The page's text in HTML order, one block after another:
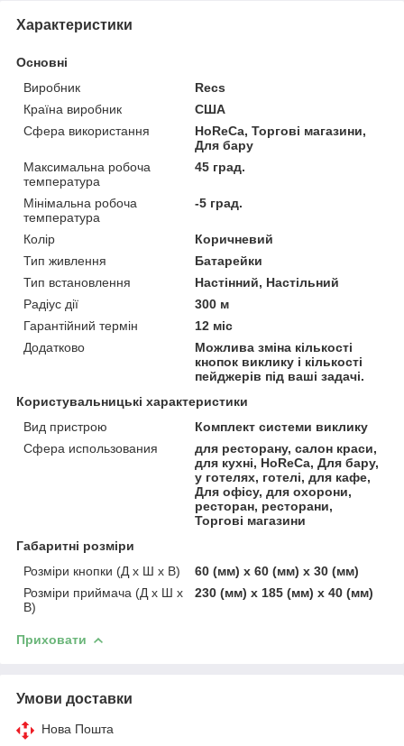
Характеристики
Основні
Виробник
Recs
Країна виробник
США
Сфера використання
HoReCa, Торгові магазини,
Для бару
Максимальна робоча
температура
45 град.
Мінімальна робоча
температура
-5 град.
Колір
Коричневий
Тип живлення
Батарейки
Тип встановлення
Настінний, Настільний
Радіус дії
300 м
Гарантійний термін
12 міс
Додатково
Можлива зміна кількості
кнопок виклику і кількості
пейджерів під ваші задачі.
Користувальницькі характеристики
Вид пристрою
Комплект системи виклику
Сфера использования
для ресторану, салон краси,
для кухні, HoReCa, Для бару,
у готелях, готелі, для кафе,
Для офісу, для охорони,
ресторан, ресторани,
Торгові магазини
Габаритні розміри
Розміри кнопки (Д х Ш х В)
60 (мм) х 60 (мм) х 30 (мм)
Розміри приймача (Д х Ш х
В)
230 (мм) x 185 (мм) x 40 (мм)
Приховати
Умови доставки
Нова Пошта